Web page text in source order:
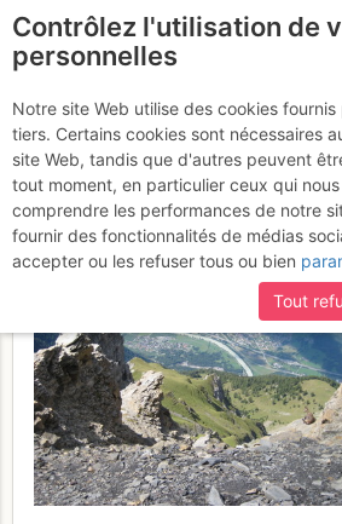
Grande Dent
: Par la Grande
Nant Rouge
Lundi 14
Contrôlez l'utilisation de
personnelles
Notre site Web utilise des cookies
tiers. Certains cookies sont nécessaires
site Web, tandis que d'autres peuvent
tout moment, en particulier ceux qui
comprendre les performances de notre
fournir des fonctionnalités de médias
accepter ou les refuser tous ou bien
Tout